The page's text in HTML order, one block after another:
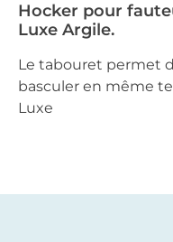
Hocker pour
Luxe Argile.
Le tabouret permet
basculer en même
Luxe